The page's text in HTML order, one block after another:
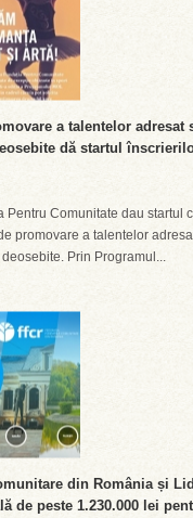
a talentelor
dă startul
Pentru Comunitate dau startul
promovare a talentelor
Prin Programul...
din România și
de peste 1.230.000 lei